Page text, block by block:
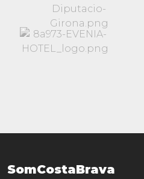
SomCostaBrava